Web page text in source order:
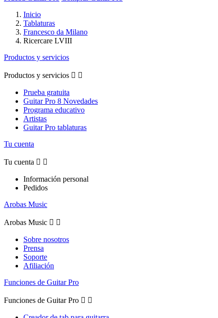
Inicio
Tablaturas
Francesco da Milano
Ricercare LVIII
Productos y servicios
Productos y servicios  
Prueba gratuita
Guitar Pro 8 Novedades
Programa educativo
Artistas
Guitar Pro tablaturas
Tu cuenta
Tu cuenta  
Información personal
Pedidos
Arobas Music
Arobas Music  
Sobre nosotros
Prensa
Soporte
Afiliación
Funciones de Guitar Pro
Funciones de Guitar Pro  